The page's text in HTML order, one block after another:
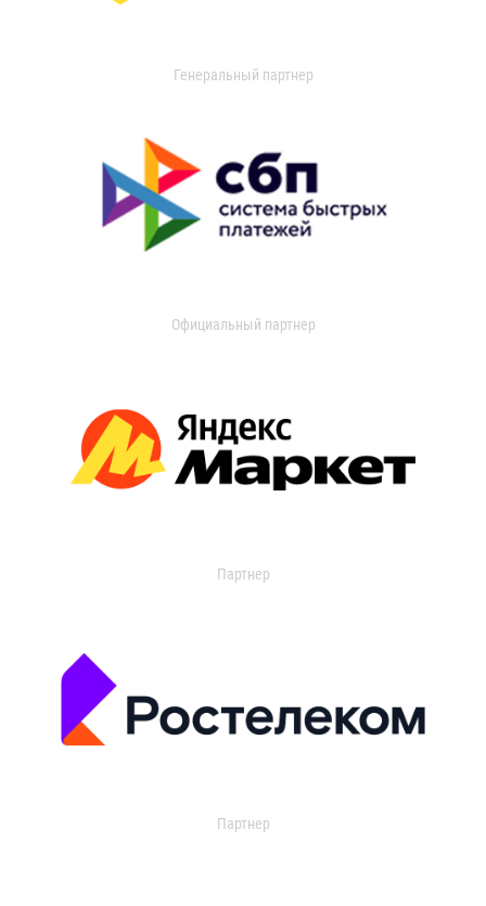
Генеральный партнер
Официальный партнер
Партнер
Партнер